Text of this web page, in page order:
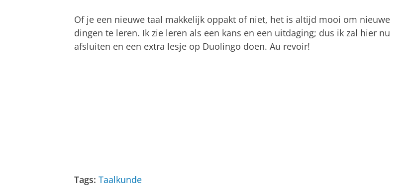
Of je een nieuwe taal makkelijk oppakt of niet, het is altijd mooi om nieuwe
dingen te leren. Ik zie leren als een kans en een uitdaging; dus ik zal hier nu
afsluiten en een extra lesje op Duolingo doen. Au revoir!
Tags: Taalkunde